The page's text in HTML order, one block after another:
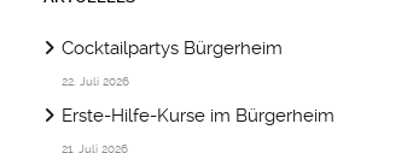
Cocktailpartys Bürgerheim
22. Juli 2026
Erste-Hilfe-Kurse im Bürgerheim
21. Juli 2026